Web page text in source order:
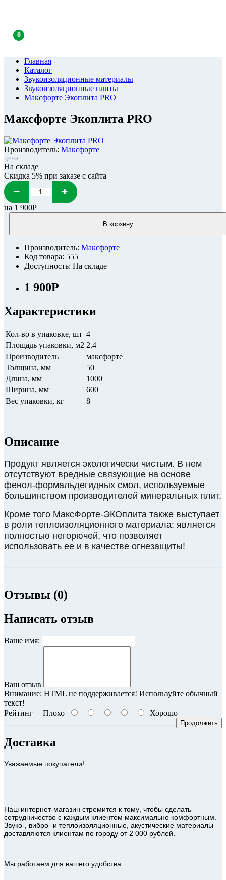
0
Главная
Каталог
Звукоизоляционные материалы
Звукоизоляционные плиты
Максфорте Экоплита PRO
Максфорте Экоплита PRO
Производитель: Максфорте
цена
На складе
Скидка 5% при заказе с сайта
на 1 900Р
В корзину
Производитель: Максфорте
Код товара: 555
Доступность: На складе
1 900Р
Характеристики
Кол-во в упаковке, шт 4
Площадь упаковки, м2 2.4
Производитель
максфорте
Толщина, мм
50
Длина, мм
1000
Ширина, мм
600
Вес упаковки, кг
8
Описание
Продукт является экологически чистым. В нем
отсутствуют вредные связующие на основе
фенол-формальдегидных смол, используемые
большинством производителей минеральных плит.
Кроме того МаксФорте-ЭКОплита также выступает
в роли теплоизоляционного материала: является
полностью негорючей, что позволяет
использовать ее и в качестве огнезащиты!
Отзывы (0)
Написать отзыв
Ваше имя:
Ваш отзыв
Внимание: HTML не поддерживается! Используйте обычный
текст!
Рейтинг Плохо Хорошо
Продолжить
Доставка
Уважаемые покупатели!
Наш интернет-магазин стремится к тому, чтобы сделать
сотрудничество с каждым клиентом максимально комфортным.
Звуко-, вибро- и теплоизоляционные, акустические материалы
доставляются клиентам по городу от 2 000 рублей.
Мы работаем для вашего удобства: